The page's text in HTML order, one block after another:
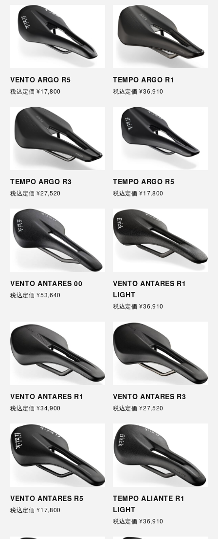
VENTO ARGO R5
税込定価¥17,800
TEMPO ARGO R1
税込定価¥36,910
TEMPO ARGO R3
税込定価¥27,520
TEMPO ARGO R5
税込定価¥17,800
VENTO ANTARES 00
税込定価¥53,640
VENTO ANTARES R1
LIGHT
税込定価¥36,910
VENTO ANTARES R1
税込定価¥34,900
VENTO ANTARES R3
税込定価¥27,520
VENTO ANTARES R5
税込定価¥17,800
TEMPO ALIANTE R1
LIGHT
税込定価¥36,910